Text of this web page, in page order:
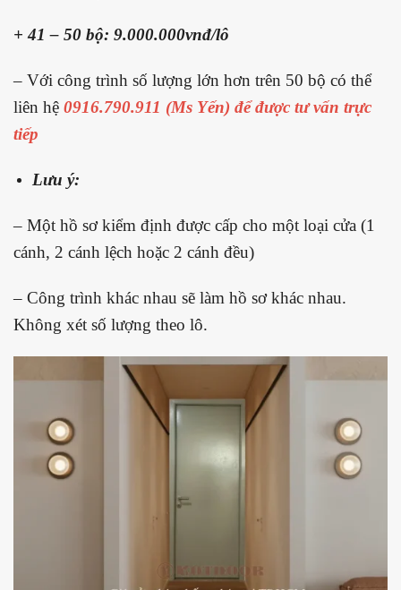
+ 41 – 50 bộ: 9.000.000vnđ/lô
– Với công trình số lượng lớn hơn trên 50 bộ có thể
liên hệ 0916.790.911 (Ms Yến) để được tư vấn trực
tiếp
Lưu ý:
– Một hồ sơ kiểm định được cấp cho một loại cửa (1
cánh, 2 cánh lệch hoặc 2 cánh đều)
– Công trình khác nhau sẽ làm hồ sơ khác nhau.
Không xét số lượng theo lô.